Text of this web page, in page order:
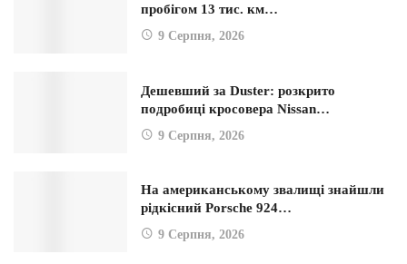
пробігом 13 тис. км…
9 Серпня, 2026
Дешевший за Duster: розкрито
подробиці кросовера Nissan…
9 Серпня, 2026
На американському звалищі знайшли
рідкісний Porsche 924…
9 Серпня, 2026